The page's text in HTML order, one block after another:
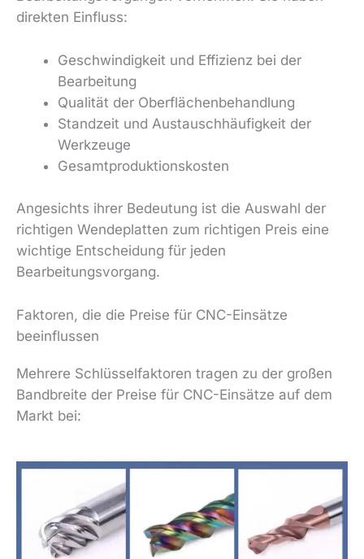
direkten Einfluss:
Geschwindigkeit und Effizienz bei der
Bearbeitung
Qualität der Oberflächenbehandlung
Standzeit und Austauschhäufigkeit der
Werkzeuge
Gesamtproduktionskosten
Angesichts ihrer Bedeutung ist die Auswahl der
richtigen Wendeplatten zum richtigen Preis eine
wichtige Entscheidung für jeden
Bearbeitungsvorgang.
Faktoren, die die Preise für CNC-Einsätze
beeinflussen
Mehrere Schlüsselfaktoren tragen zu der großen
Bandbreite der Preise für CNC-Einsätze auf dem
Markt bei: